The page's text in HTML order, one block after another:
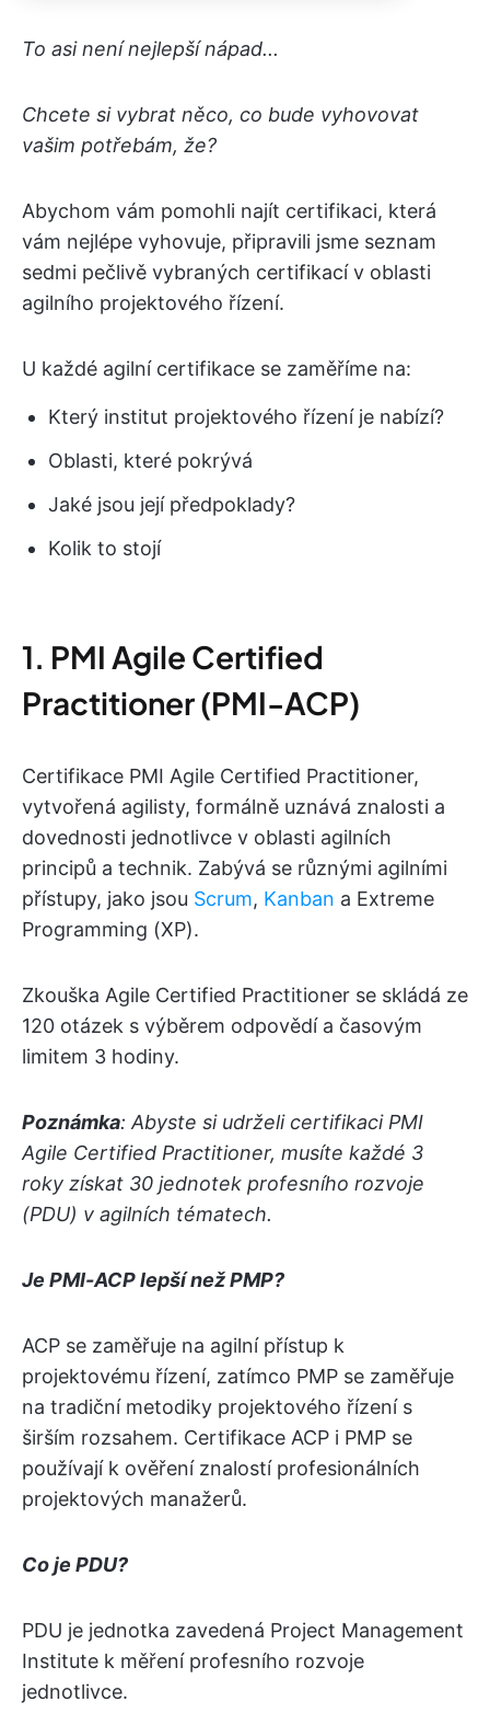
To asi není nejlepší nápad...
Chcete si vybrat něco, co bude vyhovovat
vašim potřebám, že?
Abychom vám pomohli najít certifikaci, která
vám nejlépe vyhovuje, připravili jsme seznam
sedmi pečlivě vybraných certifikací v oblasti
agilního projektového řízení.
U každé agilní certifikace se zaměříme na:
Který institut projektového řízení je nabízí?
Oblasti, které pokrývá
Jaké jsou její předpoklady?
Kolik to stojí
1. PMI Agile Certified
Practitioner (PMI-ACP)
Certifikace PMI Agile Certified Practitioner,
vytvořená agilisty, formálně uznává znalosti a
dovednosti jednotlivce v oblasti agilních
principů a technik. Zabývá se různými agilními
přístupy, jako jsou Scrum, Kanban a Extreme
Programming (XP).
Zkouška Agile Certified Practitioner se skládá ze
120 otázek s výběrem odpovědí a časovým
limitem 3 hodiny.
Poznámka: Abyste si udrželi certifikaci PMI
Agile Certified Practitioner, musíte každé 3
roky získat 30 jednotek profesního rozvoje
(PDU) v agilních tématech.
Je PMI-ACP lepší než PMP?
ACP se zaměřuje na agilní přístup k
projektovému řízení, zatímco PMP se zaměřuje
na tradiční metodiky projektového řízení s
širším rozsahem. Certifikace ACP i PMP se
používají k ověření znalostí profesionálních
projektových manažerů.
Co je PDU?
PDU je jednotka zavedená Project Management
Institute k měření profesního rozvoje
jednotlivce.